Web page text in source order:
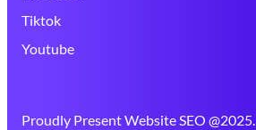
Tiktok
Youtube
Proudly Present Website SEO @2025.